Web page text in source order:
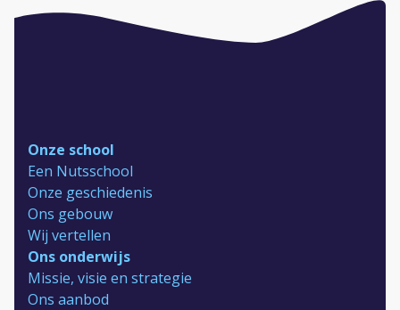
Onze school
Een Nutsschool
Onze geschiedenis
Ons gebouw
Wij vertellen
Ons onderwijs
Missie, visie en strategie
Ons aanbod